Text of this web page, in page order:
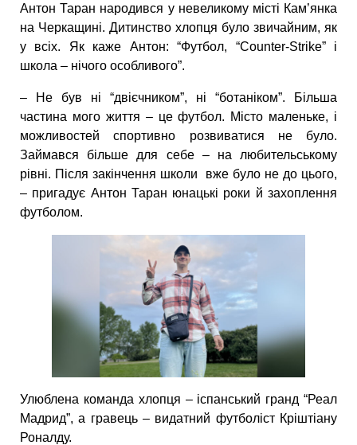
Антон Таран народився у невеликому місті Кам’янка
на Черкащині. Дитинство хлопця було звичайним, як
у всіх. Як каже Антон: “Футбол, “Counter-Strike” і
школа – нічого особливого”.
– Не був ні “двієчником”, ні “ботаніком”. Більша
частина мого життя – це футбол. Місто маленьке, і
можливостей спортивно розвиватися не було.
Займався більше для себе – на любительському
рівні. Після закінчення школи вже було не до цього,
– пригадує Антон Таран юнацькі роки й захоплення
футболом.
Улюблена команда хлопця – іспанський гранд “Реал
Мадрид”, а гравець – видатний футболіст Кріштіану
Роналду.